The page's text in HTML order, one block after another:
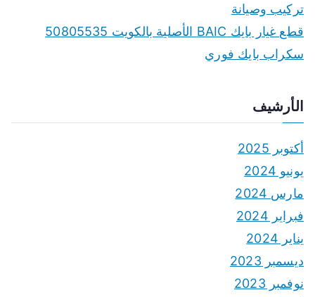
تركيب وصيانة
قطع غيار بايك BAIC الأصلية بالكويت 50805535
سكراب بايك فوري
الأرشيف
أكتوبر 2025
يونيو 2024
مارس 2024
فبراير 2024
يناير 2024
ديسمبر 2023
نوفمبر 2023